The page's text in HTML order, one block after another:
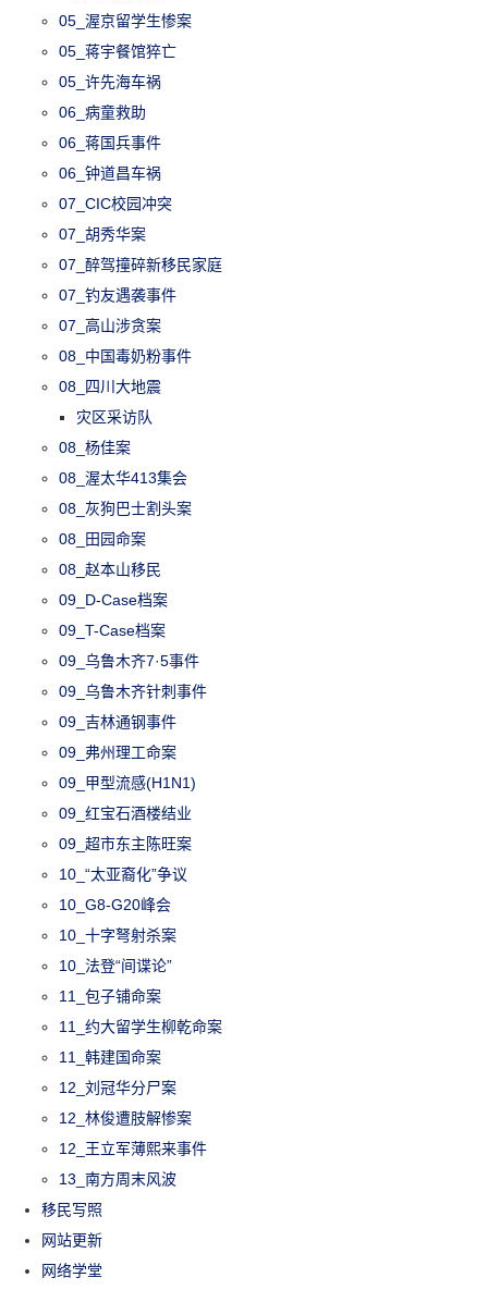
05_渥京留学生惨案
05_蒋宇餐馆猝亡
05_许先海车祸
06_病童救助
06_蒋国兵事件
06_钟道昌车祸
07_CIC校园冲突
07_胡秀华案
07_醉驾撞碎新移民家庭
07_钓友遇袭事件
07_高山涉贪案
08_中国毒奶粉事件
08_四川大地震
灾区采访队
08_杨佳案
08_渥太华413集会
08_灰狗巴士割头案
08_田园命案
08_赵本山移民
09_D-Case档案
09_T-Case档案
09_乌鲁木齐7·5事件
09_乌鲁木齐针刺事件
09_吉林通钢事件
09_弗州理工命案
09_甲型流感(H1N1)
09_红宝石酒楼结业
09_超市东主陈旺案
10_“太亚裔化”争议
10_G8-G20峰会
10_十字弩射杀案
10_法登“间谍论”
11_包子铺命案
11_约大留学生柳乾命案
11_韩建国命案
12_刘冠华分尸案
12_林俊遭肢解惨案
12_王立军薄熙来事件
13_南方周末风波
移民写照
网站更新
网络学堂